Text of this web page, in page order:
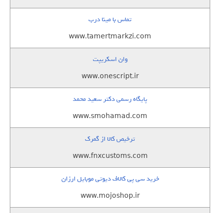
تماس با مینا درب
www.tamertmarkzi.com
وان اسکریپت
www.onescript.ir
پایگاه رسمی دکتر سعید محمد
www.smohamad.com
ترخیص کالا از گمرک
www.fnxcustoms.com
خرید سی پی کالاف دیوتی موبایل ارزان
www.mojoshop.ir